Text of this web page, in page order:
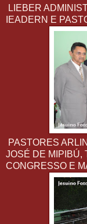
LIEBER
IEADERN E
PASTORES
JOSÉ DE MIPIBÚ,
CONGRESSO E